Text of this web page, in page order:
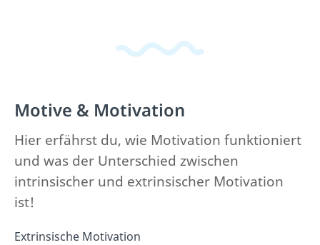
Motive & Motivation
Hier erfährst du, wie Motivation funktioniert
und was der Unterschied zwischen
intrinsischer und extrinsischer Motivation
ist!
Extrinsische Motivation